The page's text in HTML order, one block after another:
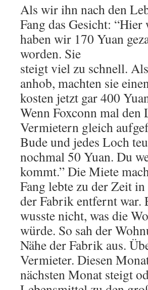
Als wir ihn nach den
Fang das Gesicht:
haben wir 170 Yuan
worden. Sie
steigt viel zu schnell.
anhob, machten sie
kosten jetzt gar 400
Wenn Foxconn mal
Vermietern gleich
Bude und jedes Loch
nochmal 50 Yuan. Du
kommt.” Die Miete
Fang lebte zu der Zeit
der Fabrik entfernt war.
wusste nicht, was die
würde. So sah der
Nähe der Fabrik aus.
Vermieter. Diesen
nächsten Monat steigt